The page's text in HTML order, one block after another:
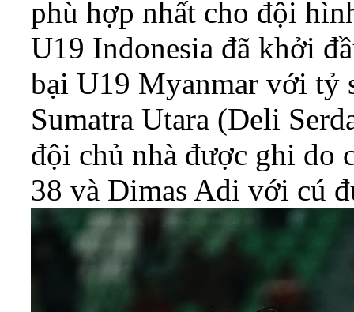
phù hợp nhất cho đội
U19 Indonesia đã khởi
bại U19 Myanmar với tỷ
Sumatra Utara (Deli
đội chủ nhà được ghi do
38 và Dimas Adi với cú